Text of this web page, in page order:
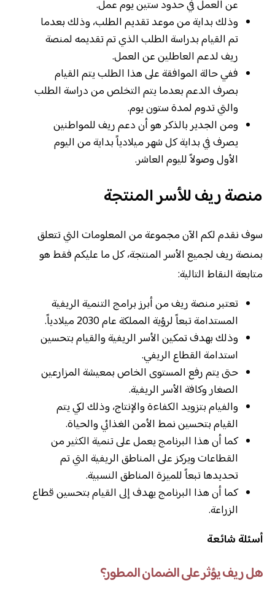
عن العمل في حدود ستين يوم عمل.
وذلك بداية من موعد تقديم الطلب، وذلك بعدما
تم القيام بدراسة الطلب الذي تم تقديمه لمنصة
ريف لدعم العاطلين عن العمل.
ففي حالة الموافقة على هذا الطلب يتم القيام
بصرف الدعم بعدما يتم التخلص من دراسة الطلب
والتي تدوم لمدة ستون يوم.
ومن الجدير بالذكر هو أن دعم ريف للمواطنين
يصرف في بداية كل شهر ميلادياً بداية من اليوم
الأول وصولاً لليوم العاشر.
منصة ريف للأسر المنتجة
سوف نقدم لكم الآن مجموعة من المعلومات التي تتعلق
بمنصة ريف لجميع الأسر المنتجة، كل ما عليكم فقط هو
متابعة النقاط التالية:
تعتبر منصة ريف من أبرز برامج التنمية الريفية
المستدامة تبعاً لرؤية المملكة عام 2030 ميلادياً.
وذلك بهدف تمكين الأسر الريفية والقيام بتحسين
استدامة القطاع الريفي.
حتى يتم رفع المستوى الخاص بمعيشة المزارعين
الصغار وكافة الأسر الريفية.
والفيام بتزويد الكفاءة والإنتاج، وذلك لكي يتم
القيام بتحسين نمط الأمن الغذائي والحياة.
كما أن هذا البرنامج يعمل على تنمية الكثير من
القطاعات ويركز على المناطق الريفية التي تم
تحديدها تبعاً للميزة المناطق النسبية.
كما أن هذا البرنامج يهدف إلى القيام بتحسين قطاع
الزراعة.
أسئلة شائعة
هل ريف يؤثر على الضمان المطور؟